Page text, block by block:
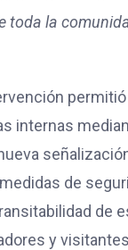
toda la
internas
de
de
y